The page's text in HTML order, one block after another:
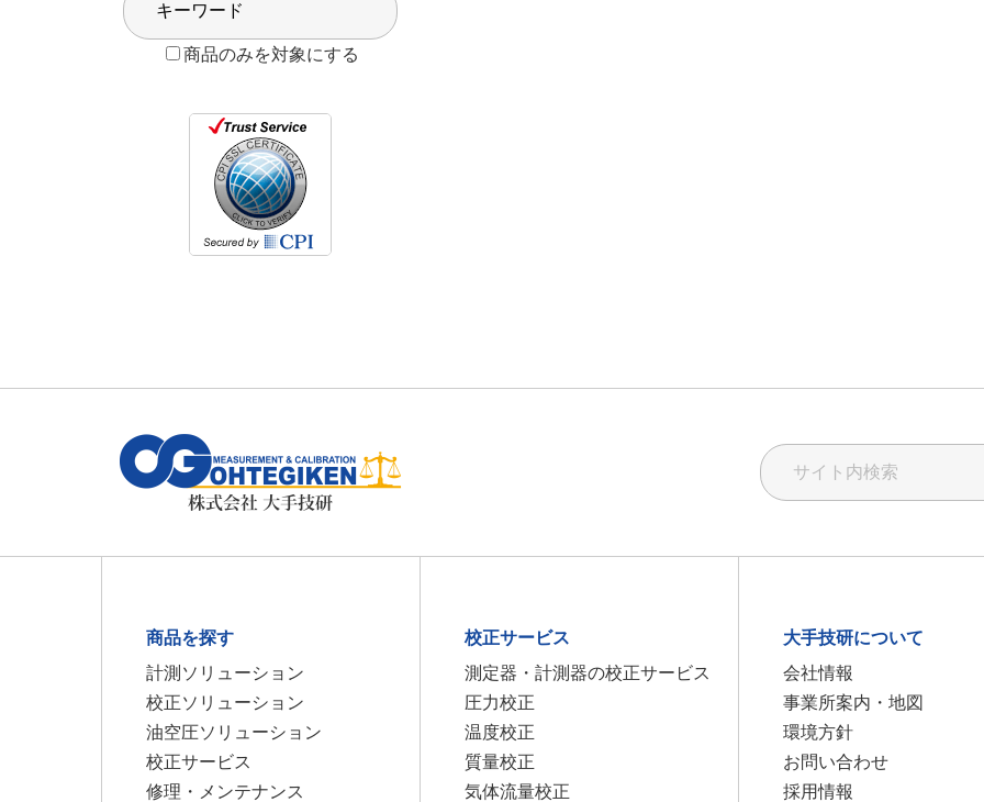
商品のみを対象にする
商品を探す
計測ソリューション
校正ソリューション
油空圧ソリューション
校正サービス
修理・メンテナンス
校正サービス
測定器・計測器の校正サービス
圧力校正
温度校正
質量校正
気体流量校正
大手技研について
会社情報
事業所案内・地図
環境方針
お問い合わせ
採用情報